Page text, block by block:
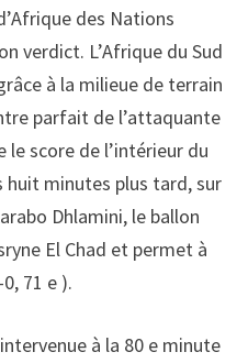
des Nations
verdict. L’Afrique du Sud
à la milieue de terrain
parfait de l’attaquante
le score de l’intérieur du
huit minutes plus tard, sur
Dhlamini, le ballon
El Chad et permet à
71 e ).
à la 80 e minute